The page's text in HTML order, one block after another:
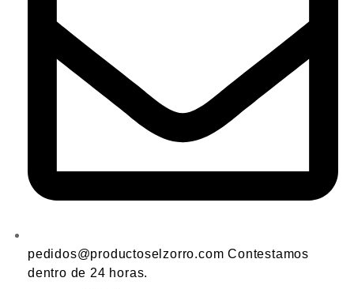
pedidos@productoselzorro.com Contestamos
dentro de 24 horas.